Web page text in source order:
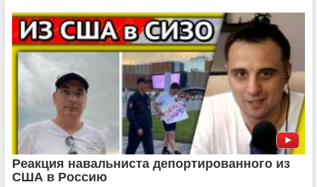
Реакция навальниста депортированного из
США в Россию